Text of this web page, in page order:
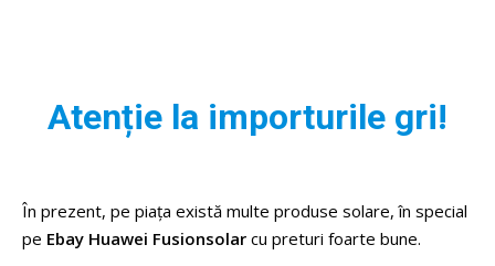
Detecție de arc AFCI integrată
Instalare prin intermediul FusionSolarApp
-- Răcire cu aer inteligent
Atenție la importurile gri!
În prezent, pe piața există multe produse solare, în special
pe Ebay Huawei Fusionsolar cu preturi foarte bune.